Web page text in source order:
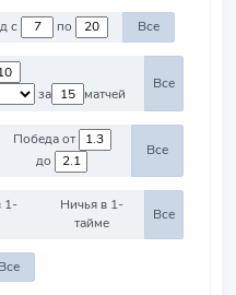
Против команд с по Все
за
матчей
Все
Победа от
до
Все
1-
Ничья в 1-
тайме
Все
Все